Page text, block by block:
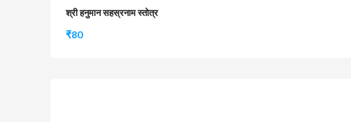
श्री हनुमान सहस्रनाम स्तोत्र
₹80